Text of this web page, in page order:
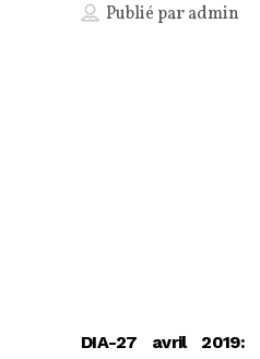
Publié paradmin
DIA-27 avril 2019: